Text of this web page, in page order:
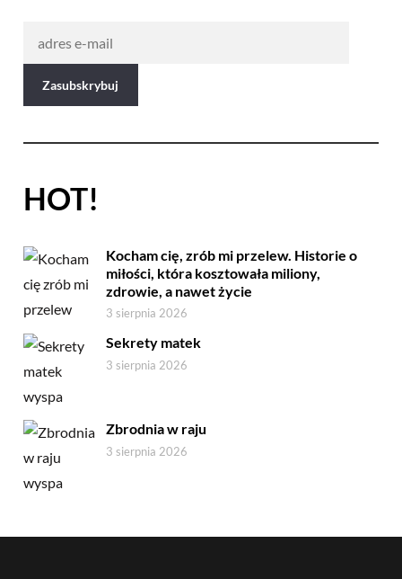
HOT!
Kocham cię, zrób mi przelew. Historie o
miłości, która kosztowała miliony,
zdrowie, a nawet życie
3 sierpnia 2026
Sekrety matek
3 sierpnia 2026
Zbrodnia w raju
3 sierpnia 2026